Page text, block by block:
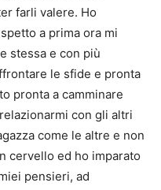
farli valere. Ho
a prima ora mi
stessa e con più
le sfide e pronta
pronta a camminare
con gli altri
come le altre e non
cervello ed ho imparato
pensieri, ad